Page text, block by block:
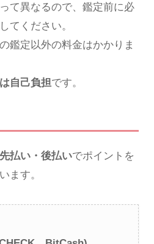
て異なるので、鑑定前に必
てください。
鑑定以外の料金はかかりま
自己負担です。
先払い・後払いでポイントを
ます。